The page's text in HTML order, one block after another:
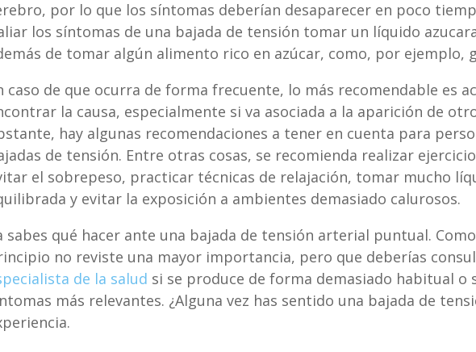
por lo que los síntomas deberían desaparecer en poco
los síntomas de una bajada de tensión tomar un líquido
de tomar algún alimento rico en azúcar, como, por ejemplo,
caso de que ocurra de forma frecuente, lo más recomendable es
la causa, especialmente si va asociada a la aparición de
hay algunas recomendaciones a tener en cuenta para
de tensión. Entre otras cosas, se recomienda realizar
el sobrepeso, practicar técnicas de relajación, tomar mucho
y evitar la exposición a ambientes demasiado calurosos.
sabes qué hacer ante una bajada de tensión arterial puntual.
no reviste una mayor importancia, pero que deberías
de la salud si se produce de forma demasiado habitual o
más relevantes. ¿Alguna vez has sentido una bajada de